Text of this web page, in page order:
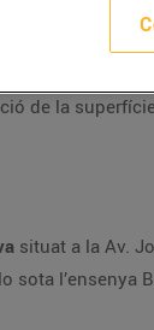
de la
situat a la Av.
sota